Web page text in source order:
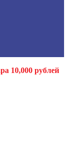
10,000 рублей